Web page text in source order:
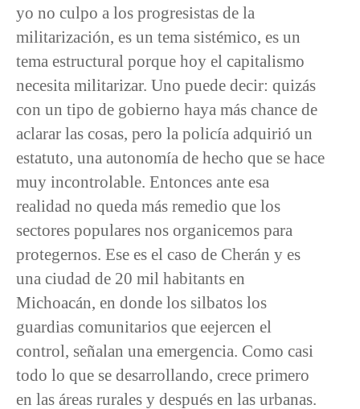
yo no culpo a los progresistas de la
militarización, es un tema sistémico, es un
tema estructural porque hoy el capitalismo
necesita militarizar. Uno puede decir: quizás
con un tipo de gobierno haya más chance de
aclarar las cosas, pero la policía adquirió un
estatuto, una autonomía de hecho que se hace
muy incontrolable. Entonces ante esa
realidad no queda más remedio que los
sectores populares nos organicemos para
protegernos. Ese es el caso de Cherán y es
una ciudad de 20 mil habitants en
Michoacán, en donde los silbatos los
guardias comunitarios que eejercen el
control, señalan una emergencia. Como casi
todo lo que se desarrollando, crece primero
en las áreas rurales y después en las urbanas.